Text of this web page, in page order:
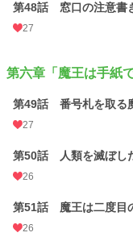
第48話 窓口の注意書
27
第六章「魔王は手紙
第49話 番号札を取る
27
第50話 人類を滅ぼし
26
第51話 魔王は二度目
26